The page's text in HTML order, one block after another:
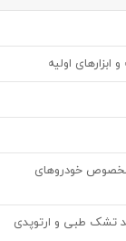
اولیه
خودروهای
تشک طبی و ارتوپدی